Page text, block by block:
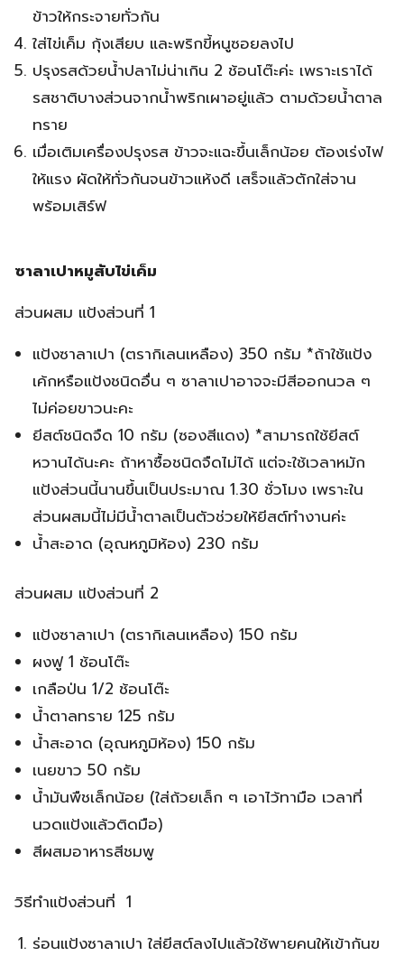
ข้าวให้กระจายทั่วกัน
ใส่ไข่เค็ม กุ้งเสียบ และพริกขี้หนูซอยลงไป
ปรุงรสด้วยน้ำปลาไม่น่าเกิน 2 ช้อนโต๊ะค่ะ เพราะเราได้
รสชาติบางส่วนจากน้ำพริกเผาอยู่แล้ว ตามด้วยน้ำตาล
ทราย
เมื่อเติมเครื่องปรุงรส ข้าวจะแฉะขึ้นเล็กน้อย ต้องเร่งไฟ
ให้แรง ผัดให้ทั่วกันจนข้าวแห้งดี เสร็จแล้วตักใส่จาน
พร้อมเสิร์ฟ
ซาลาเปาหมูสับไข่เค็ม
ส่วนผสม แป้งส่วนที่ 1
แป้งซาลาเปา (ตรากิเลนเหลือง) 350 กรัม *ถ้าใช้แป้ง
เค้กหรือแป้งชนิดอื่น ๆ ซาลาเปาอาจจะมีสีออกนวล ๆ
ไม่ค่อยขาวนะคะ
ยีสต์ชนิดจืด 10 กรัม (ซองสีแดง) *สามารถใช้ยีสต์
หวานได้นะคะ ถ้าหาซื้อชนิดจืดไม่ได้ แต่จะใช้เวลาหมัก
แป้งส่วนนี้นานขึ้นเป็นประมาณ 1.30 ชั่วโมง เพราะใน
ส่วนผสมนี้ไม่มีน้ำตาลเป็นตัวช่วยให้ยีสต์ทำงานค่ะ
น้ำสะอาด (อุณหภูมิห้อง) 230 กรัม
ส่วนผสม แป้งส่วนที่ 2
แป้งซาลาเปา (ตรากิเลนเหลือง) 150 กรัม
ผงฟู 1 ช้อนโต๊ะ
เกลือป่น 1/2 ช้อนโต๊ะ
น้ำตาลทราย 125 กรัม
น้ำสะอาด (อุณหภูมิห้อง) 150 กรัม
เนยขาว 50 กรัม
น้ำมันพืชเล็กน้อย (ใส่ถ้วยเล็ก ๆ เอาไว้ทามือ เวลาที่
นวดแป้งแล้วติดมือ)
สีผสมอาหารสีชมพู
วิธีทำแป้งส่วนที่ 1
ร่อนแป้งซาลาเปา ใส่ยีสต์ลงไปแล้วใช้พายคนให้เข้ากันฃ